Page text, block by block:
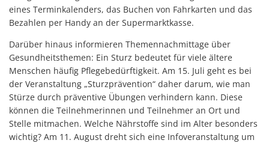
eines Terminkalenders, das Buchen von Fahrkarten und das
Bezahlen per Handy an der Supermarktkasse.
Darüber hinaus informieren Themennachmittage über
Gesundheitsthemen: Ein Sturz bedeutet für viele ältere
Menschen häufig Pflegebedürftigkeit. Am 15. Juli geht es bei
der Veranstaltung „Sturzprävention“ daher darum, wie man
Stürze durch präventive Übungen verhindern kann. Diese
können die Teilnehmerinnen und Teilnehmer an Ort und
Stelle mitmachen. Welche Nährstoffe sind im Alter besonders
wichtig? Am 11. August dreht sich eine Infoveranstaltung um